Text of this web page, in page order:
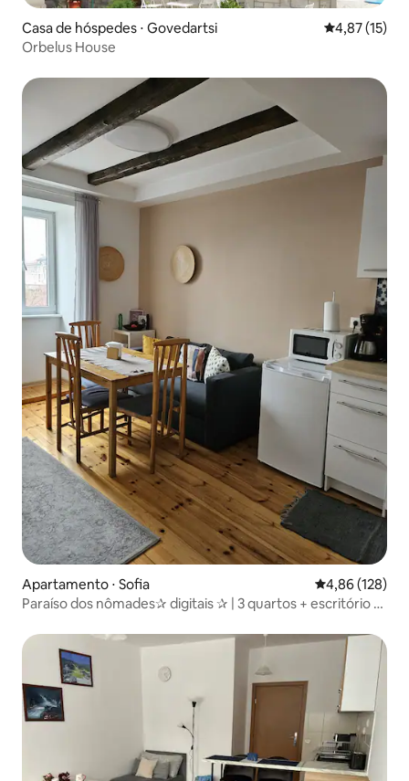
Casa de hóspedes ⋅ Govedartsi 4,87 de uma
4,87 (15)
Orbelus House
Apartamento ⋅ Sofia 4,86 de uma
4,86 (128)
Paraíso dos nômades✰ digitais ✰ | 3 quartos + escritório +